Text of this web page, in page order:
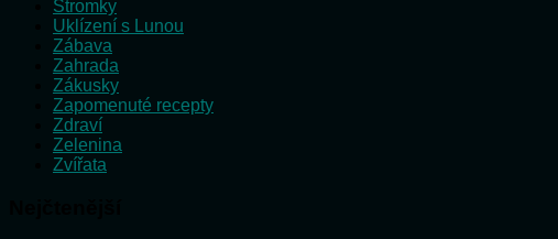
Stromky
Uklízení s Lunou
Zábava
Zahrada
Zákusky
Zapomenuté recepty
Zdraví
Zelenina
Zvířata